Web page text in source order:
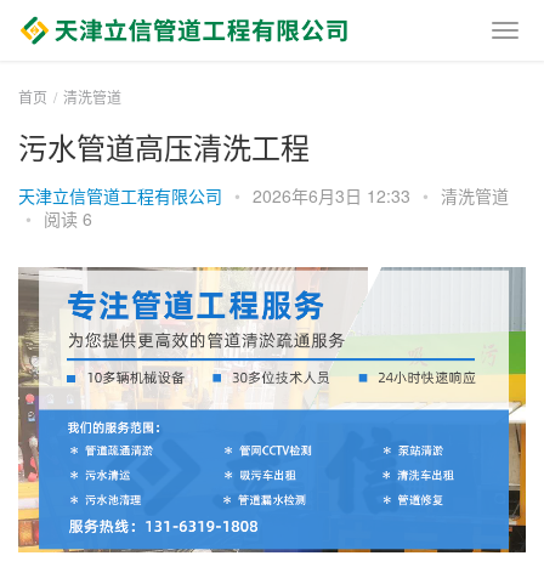
首页 清洗管道
污水管道高压清洗工程
天津立信管道工程有限公司 • 2026年6月3日 12:33 • 清洗管道
• 阅读 6